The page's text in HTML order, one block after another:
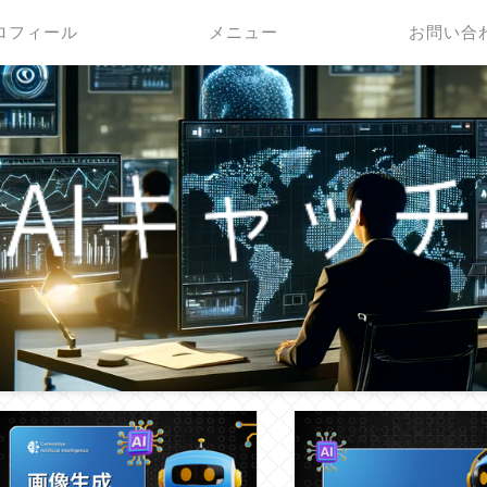
フィール メニュー お問い合